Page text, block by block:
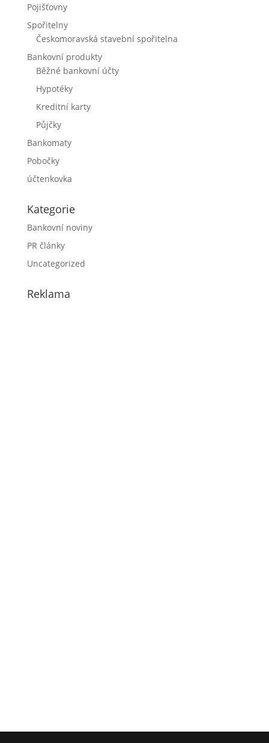
Pojišťovny
Spořitelny
Českomoravská stavební spořitelna
Bankovní produkty
Běžné bankovní účty
Hypotéky
Kreditní karty
Půjčky
Bankomaty
Pobočky
účtenkovka
Kategorie
Bankovní noviny
PR články
Uncategorized
Reklama